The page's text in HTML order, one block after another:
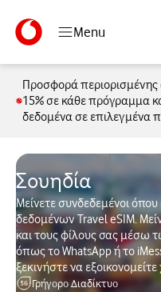
Menu
Προσφορά περιορισμένης
15% σε κάθε πρόγραμμα
δεδομένα σε επιλεγμένα
Σουηδία
Μείνετε συνδεδεμένοι
δεδομένων Travel eSIM.
και τους φίλους σας
όπως το WhatsApp ή το
ξεκινήστε να
Γρήγορο Διαδίκτυο